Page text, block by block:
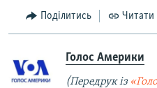
Поділитись Читати
Голос Америки
(Передрук із